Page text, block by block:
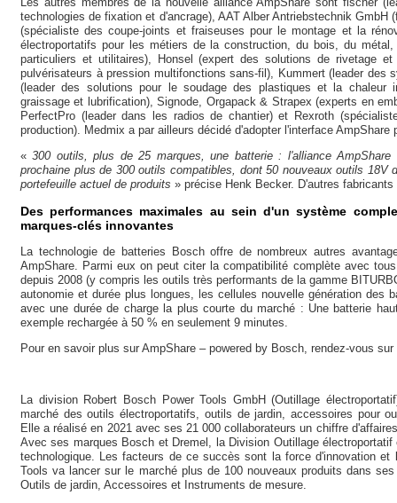
technologies de fixation et d'ancrage), AAT Alber Antriebstechnik
(spécialiste des coupe-joints et fraiseuses pour le montage et la
électroportatifs pour les métiers de la construction, du bois, du
particuliers et utilitaires), Honsel (expert des solutions de rivetage
pulvérisateurs à pression multifonctions sans-fil), Kummert (leader des
(leader des solutions pour le soudage des plastiques et la chaleur
graissage et lubrification), Signode, Orgapack & Strapex (experts en
PerfectPro (leader dans les radios de chantier) et Rexroth
production). Medmix a par ailleurs décidé d'adopter l'interface
«300 outils, plus de 25 marques, une batterie : l'alliance
prochaine plus de 300 outils compatibles, dont 50 nouveaux outils 18V
portefeuille actuel de produits » précise Henk Becker. D'autres
Des performances maximales au sein d'un système
marques-clés innovantes
La technologie de batteries Bosch offre de nombreux autres
AmpShare. Parmi eux on peut citer la compatibilité complète avec
depuis 2008 (y compris les outils très performants de la gamme
autonomie et durée plus longues, les cellules nouvelle génération des
avec une durée de charge la plus courte du marché : Une batterie
exemple rechargée à 50 % en seulement 9 minutes.
Pour en savoir plus sur AmpShare ‒ powered by Bosch, rendez-vous
La division Robert Bosch Power Tools GmbH (Outillage
marché des outils électroportatifs, outils de jardin, accessoires pour
Elle a réalisé en 2021 avec ses 21 000 collaborateurs un chiffre
Avec ses marques Bosch et Dremel, la Division Outillage
technologique. Les facteurs de ce succès sont la force d'innovation
Tools va lancer sur le marché plus de 100 nouveaux produits dans
Outils de jardin, Accessoires et Instruments de mesure.